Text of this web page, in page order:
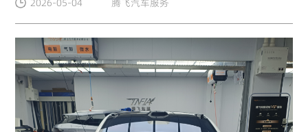
2026-05-04 腾飞汽车服务